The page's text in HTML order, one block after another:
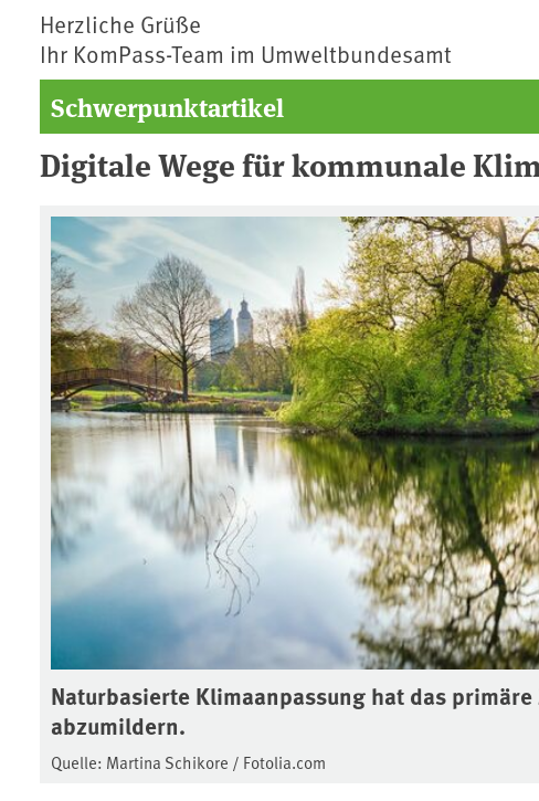
Herzliche Grüße
Ihr KomPass-Team im Umweltbundesamt
Schwerpunktartikel
Digitale Wege für kommunale
Naturbasierte Klimaanpassung hat das
abzumildern.
Quelle: Martina Schikore / Fotolia.com